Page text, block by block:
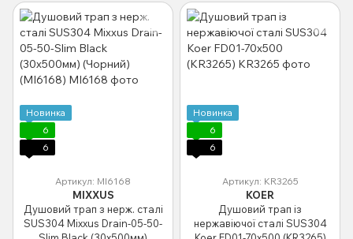
Новинка
6
6
Артикул: MI6168
MIXXUS
Душовий трап з нерж. сталі
SUS304 Mixxus Drain-05-50-
Новинка
6
6
Артикул: KR3265
KOER
Душовий трап із
нержавіючої сталі SUS304